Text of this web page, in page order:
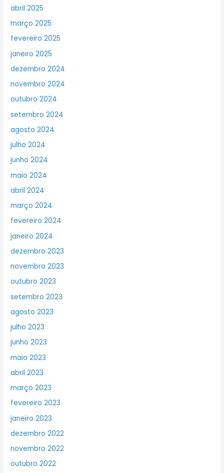
abril 2025
março 2025
fevereiro 2025
janeiro 2025
dezembro 2024
novembro 2024
outubro 2024
setembro 2024
agosto 2024
julho 2024
junho 2024
maio 2024
abril 2024
março 2024
fevereiro 2024
janeiro 2024
dezembro 2023
novembro 2023
outubro 2023
setembro 2023
agosto 2023
julho 2023
junho 2023
maio 2023
abril 2023
março 2023
fevereiro 2023
janeiro 2023
dezembro 2022
novembro 2022
outubro 2022